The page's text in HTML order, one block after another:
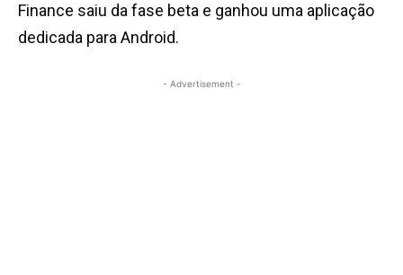
Finance saiu da fase beta e ganhou uma aplicação
dedicada para Android.
- Advertisement -